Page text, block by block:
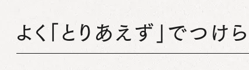
よく「とりあえず」でつ